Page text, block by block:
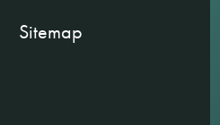
Sitemap